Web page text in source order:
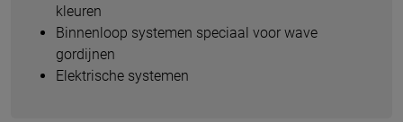
kleuren
Binnenloop systemen speciaal voor wave
gordijnen
Elektrische systemen